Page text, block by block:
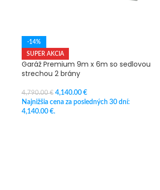
-14%
SUPER AKCIA
Garáž Premium 9m x 6m so sedlovou
strechou 2 brány
4,790.00€ 4,140.00 €
Najnižšia cena za posledných 30 dní:
4,140.00 €.